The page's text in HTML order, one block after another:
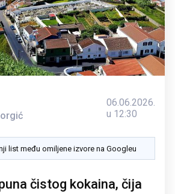
06.06.2026.
u 12:30
list među omiljene izvore na Googleu
čistog kokaina, čija